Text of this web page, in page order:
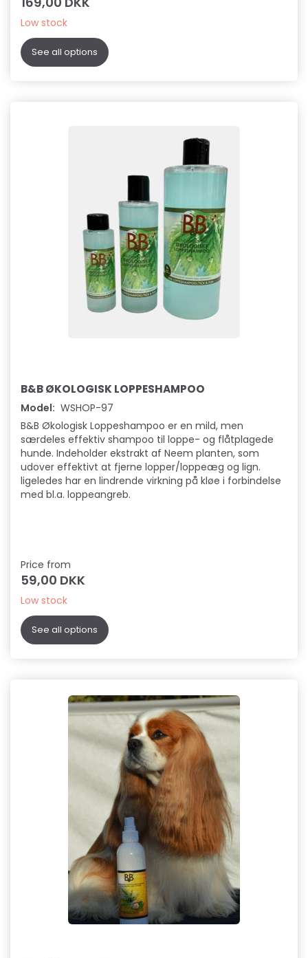
Low stock
See all options
B&B ØKOLOGISK LOPPESHAMPOO
Model: WSHOP-97
B&B Økologisk Loppeshampoo er en mild, men
særdeles effektiv shampoo til loppe- og flåtplagede
hunde. Indeholder ekstrakt af Neem planten, som
udover effektivt at fjerne lopper/loppeæg og lign.
ligeledes har en lindrende virkning på kløe i forbindelse
med bl.a. loppeangreb.
Price from
59,00 DKK
Low stock
See all options